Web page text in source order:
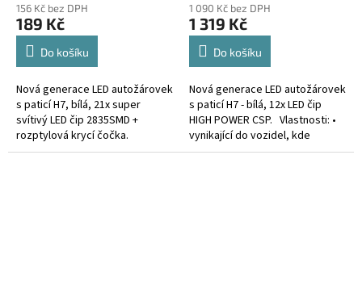
156 Kč bez DPH
189 Kč
Do košíku
Nová generace LED autožárovek
s paticí H7, bílá, 21x super
svítivý LED čip 2835SMD +
rozptylová krycí čočka.
Technické parametry - patice H7
1 090 Kč bez DPH
1 319 Kč
Do košíku
Nová generace LED autožárovek
s paticí H7 - bílá, 12x LED čip
HIGH POWER CSP. Vlastnosti: •
vynikající do vozidel, kde
dochází k častému praskání